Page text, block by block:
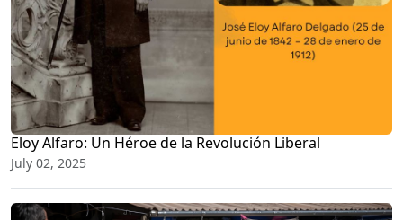
Eloy Alfaro: Un Héroe de la Revolución Liberal
July 02, 2025